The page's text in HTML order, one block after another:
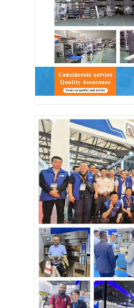
뉴스
사건
가루 혼합기
상업용 계란 거품기
분할기 라운더
식품 밀더
현금 판자공
상업용 빵 썰기